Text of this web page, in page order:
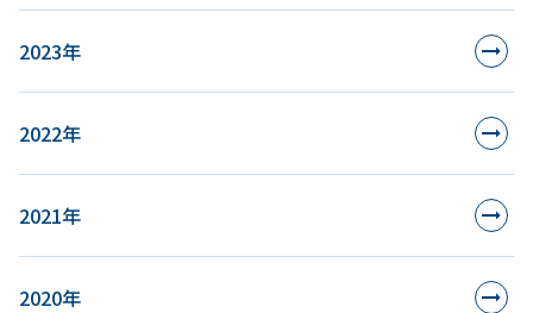
2023年
2022年
2021年
2020年